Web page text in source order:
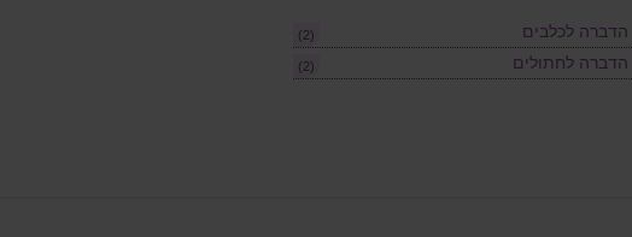
הדברה לכלבים (2)
הדברה לחתולים (2)